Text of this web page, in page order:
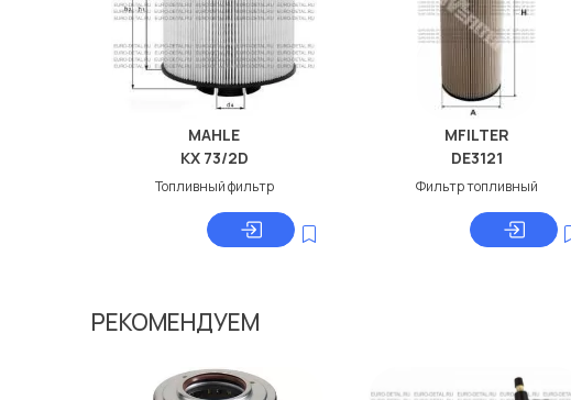
MAHLE
KX 73/2D
Топливный фильтр
MFILTER
DE3121
Фильтр топливный
РЕКОМЕНДУЕМ